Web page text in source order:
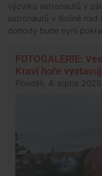
výcviku astronautů v
astronautů v Kolíně nad
dohody bude nyní
FOTOGALERIE:
Kraví hoře
Pondělí, 4. srpna